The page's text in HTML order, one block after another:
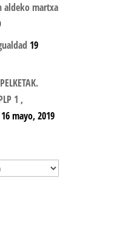
aldeko martxa
19
1 ,
16 mayo, 2019